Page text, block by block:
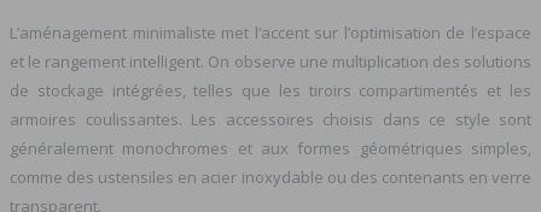
L’aménagement minimaliste met l’accent sur l’optimisation de l’espace
et le rangement intelligent. On observe une multiplication des solutions
de stockage intégrées, telles que les tiroirs compartimentés et les
armoires coulissantes. Les accessoires choisis dans ce style sont
généralement monochromes et aux formes géométriques simples,
comme des ustensiles en acier inoxydable ou des contenants en verre
transparent.